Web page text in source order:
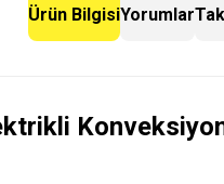
Ürün BilgisiYorumlar